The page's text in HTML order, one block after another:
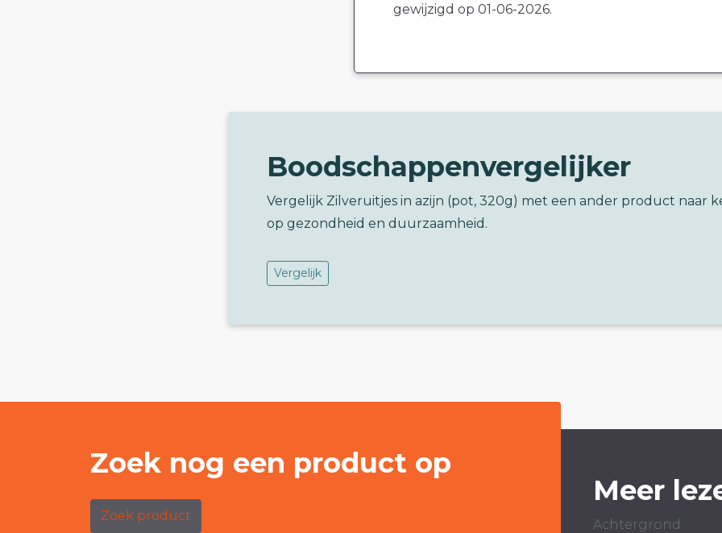
gewijzigd op 01-06-2026.
Boodschappenvergelijker
Vergelijk Zilveruitjes in azijn (pot, 320g) met een ander product naar
op gezondheid en duurzaamheid.
Vergelijk
Zoek nog een product op
Zoek product
Meer
Achtergrond